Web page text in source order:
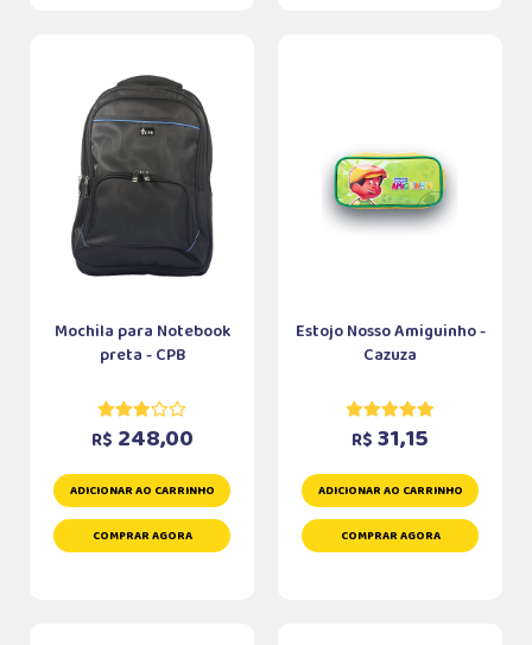
Mochila para Notebook
preta - CPB
R$ 248,00
ADICIONAR AO CARRINHO
COMPRAR AGORA
Estojo Nosso Amiguinho -
Cazuza
R$ 31,15
ADICIONAR AO CARRINHO
COMPRAR AGORA